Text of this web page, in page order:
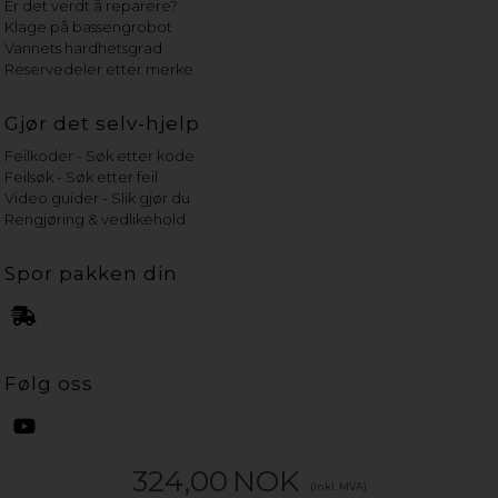
324,00 NOK (inkl. MVA)
Er det verdt å reparere?
Klage på bassengrobot
Vannets hardhetsgrad
Reservedeler etter merke
Gjør det selv-hjelp
Feilkoder - Søk etter kode
Feilsøk - Søk etter feil
Video guider - Slik gjør du
Rengjøring & vedlikehold
Spor pakken din
Følg oss